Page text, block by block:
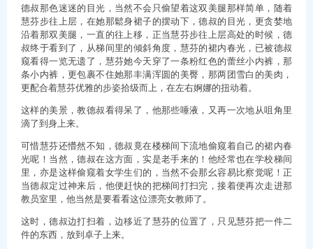
德叔那色迷迷的目光，当然不会只偷望着这双美腿那样简单，随着
慧芬步往上层，在她那鬆身裙子的摆动下，德叔的目光，更贪婪地
沿着那双美腿，一直的往上移，正当慧芬步往上层高处的时候，德
叔终于看到了，从梯间里的倾斜角度，慧芬的裙内春光，已被德叔
窥看得一览无遗了，慧芬她今天穿了一条粉红色的蕾丝小内裤，那
条小内裤，更包裹不住她那丰满浑圆的美臀，那两团雪白的美肉，
更配合着慧芬优雅的步姿拾级而上，在左右婀娜的扭动着。
这样的美景，教德叔看得呆了，他那些唾液，又再一次地从咀角里
滴了到身上来。
可惜慧芬还懵然不知，德叔竟在楼梯间下流地偷窥着自己的裙内春
光呢！当然，德叔在这方面，实是老手来的！他经常也在学校梯间
里，亦是这样偷窥着女学生们的，当然不会那幺容易比察觉呢！正
当德叔定过神来后，他便赶快的把梯间打扫完，接着便再次走进那
教员室里，他当然是要看看这位漂亮女教师了。
这时，德叔边打扫着，边移近了慧芬的位置了，只见慧芬把一件二
件的东西，放到卓子上来。